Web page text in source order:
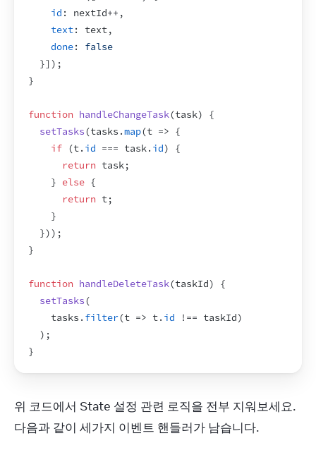
id : nextId++ ,
text: text,
done:
false
}] ) ;
}
function handleChangeTask(task)
{
setTasks(tasks .map(t => {
if (t. id === task. id)
{
return task;
} else {
return t;
}
})) ;
}
function handleDeleteTask(taskId)
{
setTasks(
tasks . filter(t => t. id !== taskId)
) ;
}
위 코드에서 State 설정 관련 로직을 전부 지워보세요.
다음과 같이 세가지 이벤트 핸들러가 남습니다.